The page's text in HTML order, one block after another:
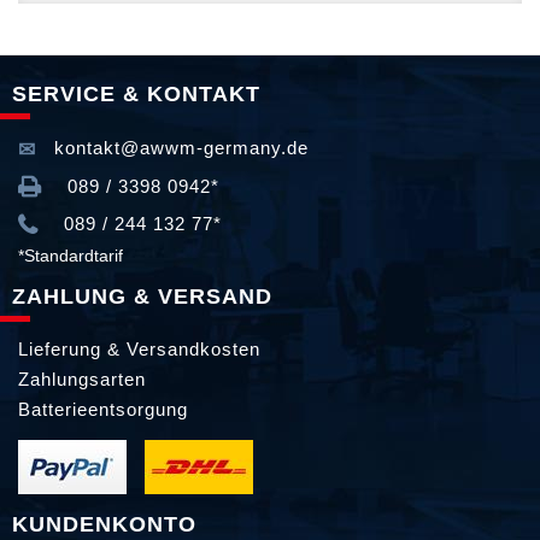
SERVICE & KONTAKT
kontakt@awwm-germany.de
089 / 3398 0942*
089 / 244 132 77*
*Standardtarif
ZAHLUNG & VERSAND
Lieferung & Versandkosten
Zahlungsarten
Batterieentsorgung
KUNDENKONTO